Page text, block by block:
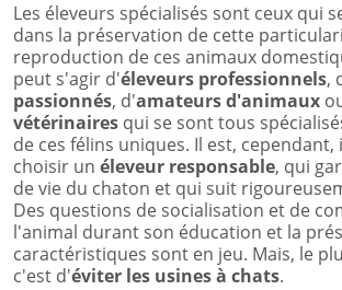
Les éleveurs spécialisés sont ceux qui
dans la préservation de cette
reproduction de ces animaux
peut s'agir d'éleveurs professionnels,
passionnés, d'amateurs d'animaux
vétérinaires qui se sont tous
de ces félins uniques. Il est,
choisir un éleveur responsable, qui
de vie du chaton et qui suit
Des questions de socialisation et de
l'animal durant son éducation et la
caractéristiques sont en jeu. Mais, le
c'est d'éviter les usines à chats.